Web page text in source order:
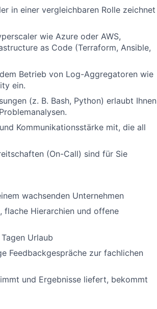
in einer vergleichbaren Rolle zeichnet
wie Azure oder AWS,
as Code (Terraform, Ansible,
Betrieb von Log-Aggregatoren wie
ein.
(z. B. Bash, Python) erlaubt Ihnen
Kommunikationsstärke mit, die all
(On-Call) sind für Sie
wachsenden Unternehmen
flache Hierarchien und offene
Urlaub
Feedbackgespräche zur fachlichen
und Ergebnisse liefert, bekommt